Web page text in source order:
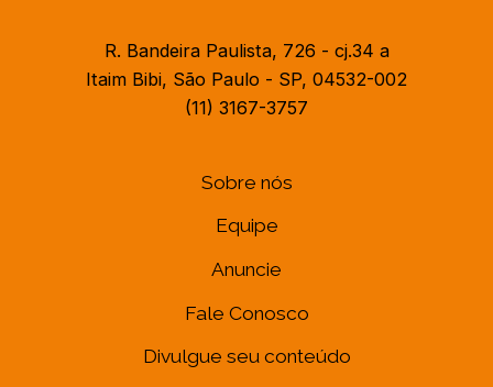
R. Bandeira Paulista, 726 - cj.34 a
Itaim Bibi, São Paulo - SP, 04532-002
(11) 3167-3757
Sobre nós
Equipe
Anuncie
Fale Conosco
Divulgue seu conteúdo